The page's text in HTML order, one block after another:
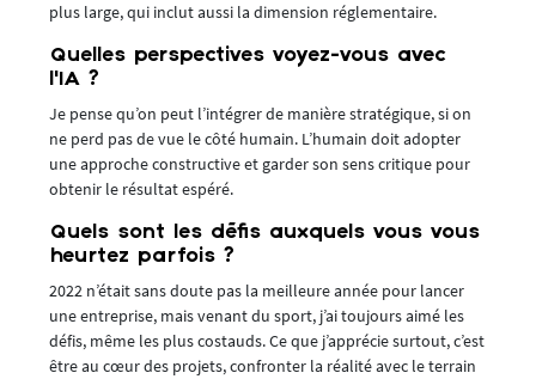
plus large, qui inclut aussi la dimension réglementaire.
Quelles perspectives voyez-vous avec
l’IA ?
Je pense qu’on peut l’intégrer de manière stratégique, si on
ne perd pas de vue le côté humain. L’humain doit adopter
une approche constructive et garder son sens critique pour
obtenir le résultat espéré.
Quels sont les défis auxquels vous vous
heurtez parfois ?
2022 n’était sans doute pas la meilleure année pour lancer
une entreprise, mais venant du sport, j’ai toujours aimé les
défis, même les plus costauds. Ce que j’apprécie surtout, c’est
être au cœur des projets, confronter la réalité avec le terrain